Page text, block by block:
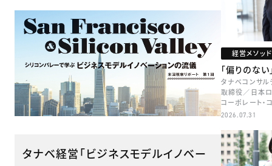
タナベ経営「ビジネスモデルイノベー
経営メソッド
「偏りのな
タナベコンサル
取締役／日本
コーポレート・
本部長／キャリ
2026.07.31